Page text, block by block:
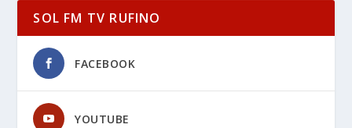
SOL FM TV RUFINO
FACEBOOK
YOUTUBE